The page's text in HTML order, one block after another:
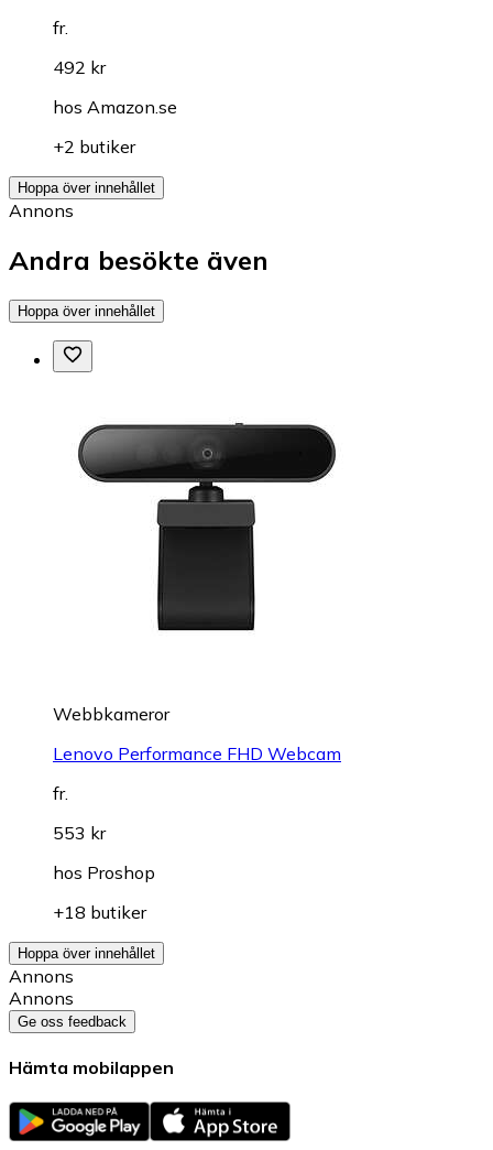
fr.
492 kr
hos Amazon.se
+2 butiker
Hoppa över innehållet
Annons
Andra besökte även
Hoppa över innehållet
Webbkameror
Lenovo Performance FHD Webcam
fr.
553 kr
hos Proshop
+18 butiker
Hoppa över innehållet
Annons
Annons
Ge oss feedback
Hämta mobilappen